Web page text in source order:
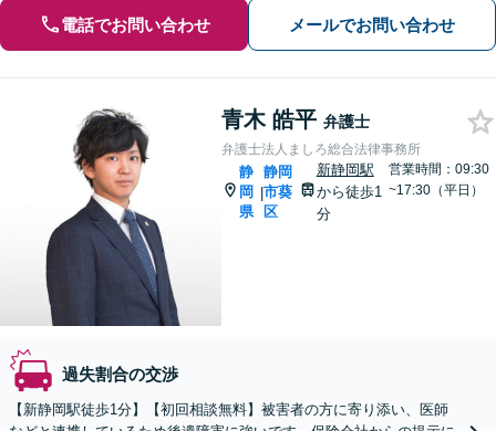
電話でお問い合わせ メールでお問い合わせ
青木 皓平 弁護士
弁護士法人ましろ総合法律事務所
静
岡
県
|
静岡
市葵
区
新静岡駅
から徒歩1
分
営業時間：09:30
~17:30（平日）
過失割合の交渉
【新静岡駅徒歩1分】【初回相談無料】被害者の方に寄り添い、医師